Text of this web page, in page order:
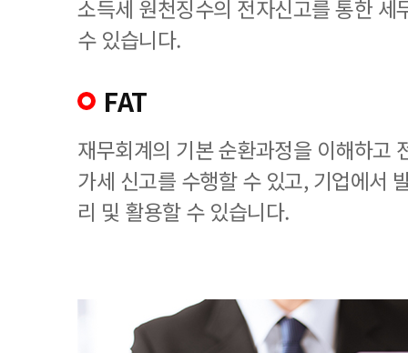
소득세 원천징수의 전자신고를 통한 세
수 있습니다.
FAT
재무회계의 기본 순환과정을 이해하고
가세 신고를 수행할 수 있고, 기업에서
리 및 활용할 수 있습니다.